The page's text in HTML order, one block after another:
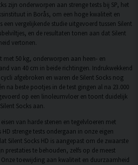
zijn onderworpen aan strenge tests bij SP, het
in Borås, om een hoge kwaliteit en
een vergelijkende studie uitgevoerd tussen Silent
en de resultaten tonen aan dat Silent
vertonen.
met 50 kg, onderworpen aan heen- en
van 40 cm in beide richtingen. Indrukwekkend
afgebroken en waren de Silent Socks nog
na beste pootjes in de test gingen al na 23.000
op een linoleumvloer en toont duidelijk
Socks aan.
van harde stenen en tegelvloeren met
strenge tests ondergaan in onze eigen
Silent Socks HD is aangepast om de zwaarste
prestaties te behouden, zelfs op de meest
toewijding aan kwaliteit en duurzaamheid